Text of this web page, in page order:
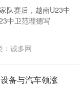
队赛后，越南U23中
中卫范理德写
诚多网
备与汽车领涨